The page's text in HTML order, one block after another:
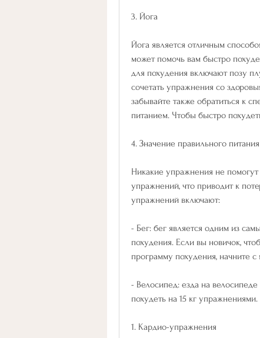
3. Йога
Йога является отличным
может помочь вам быстро
для похудения включают позу
сочетать упражнения со
забывайте также обратиться к
питанием. Чтобы быстро
4. Значение правильного питания
Никакие упражнения не
упражнений, что приводит к
упражнений включают:
- Бег: бег является одним из
похудения. Если вы новичок,
программу похудения, начните
- Велосипед: езда на
похудеть на 15 кг упражнениями.
1. Кардио-упражнения